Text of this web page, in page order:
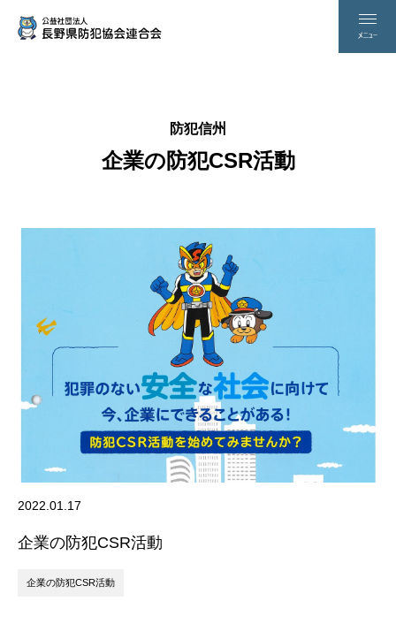
防犯信州
企業の防犯CSR活動
2022.01.17
企業の防犯CSR活動
企業の防犯CSR活動